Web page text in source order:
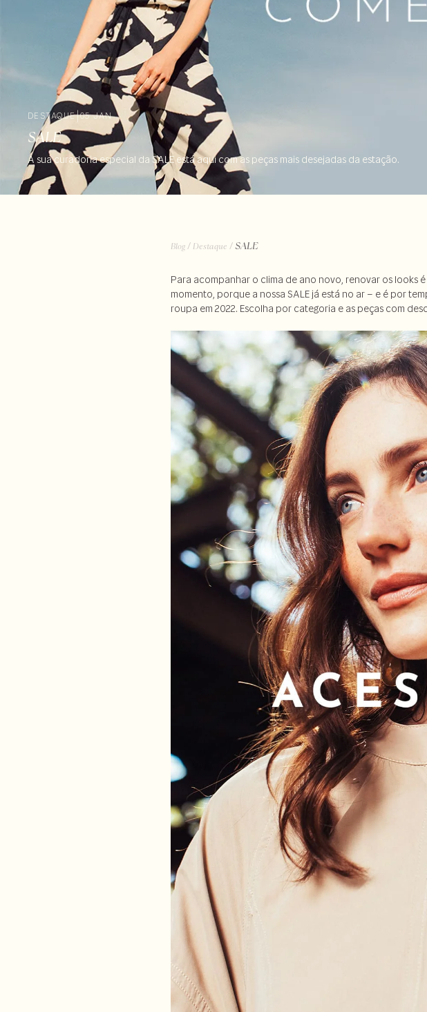
DESTAQUE|05 JAN
SALE
A sua curadoria especial da SALE está aqui com as peças mais desejadas da estação.
Blog / Destaque / SALE
Para acompanhar o clima de ano novo, renovar os looks
momento, porque a nossa SALE já está no ar – e é por
roupa em 2022. Escolha por categoria e as peças com